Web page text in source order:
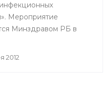
Мероприятие
Минздравом РБ в
2012